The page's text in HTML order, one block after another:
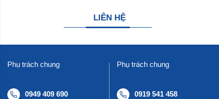
LIÊN HỆ
Phụ trách chung
0949 409 690
Phụ trách chung
0919 541 458